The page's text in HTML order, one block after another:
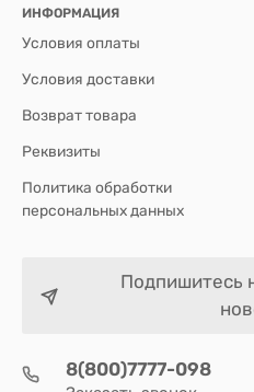
ИНФОРМАЦИЯ
Условия оплаты
Условия доставки
Возврат товара
Реквизиты
Политика обработки
персональных данных
Подпишитесь
8(800)7777-098